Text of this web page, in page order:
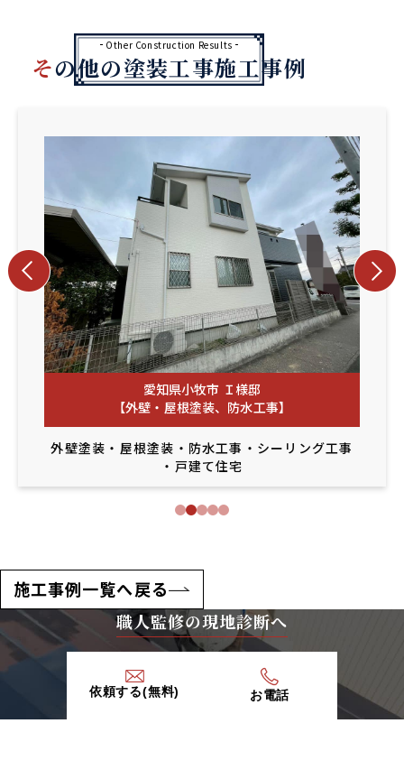
Other Construction Results
その他の塗装工事施工事例
愛知県小牧市 Ｉ様邸
【外壁・屋根塗装、防水工事】
外壁塗装 ・ 屋根塗装 ・ 防水工事 ・ シーリング工事
・ 戸建て住宅
施工事例一覧へ戻る
職人監修の現地診断へ
依頼する(無料) お電話